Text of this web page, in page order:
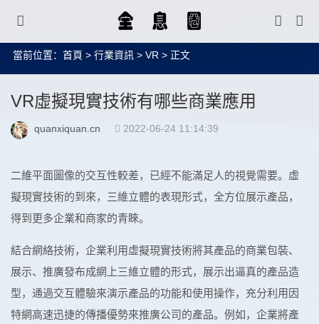
當前位置： 首頁 > 行業資訊 > VR > 正文
VR虛擬現實技術有哪些商業應用
quanxiquan.cn 2022-06-24 11:14:39
二維平面圖像的交互性較差，已經不能滿足人的視覺需要。虛
擬現實技術的到來，三維立體的表現形式，全方位展示產品，
得到更多企業和商家的青睞。
結合網絡技術，企業利用虛擬現實技術將其產品的商業包裝、
展示、推廣發布成網上三維立體的形式，展示出逼真的產品造
型，通過交互體驗來演示產品的功能和使用操作，充分利用因
特網高速迅捷的傳播優勢來推廣公司的產品。例如，企業將產